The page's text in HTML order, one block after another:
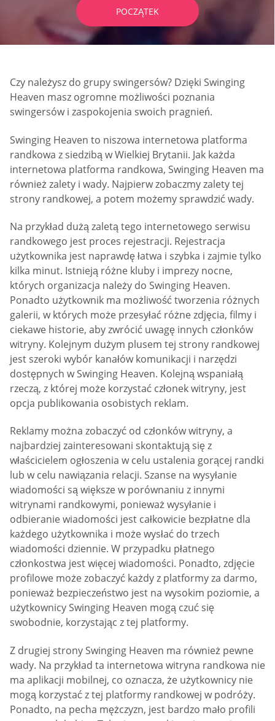
POCZĄTEK
Czy należysz do grupy swingersów? Dzięki Swinging
Heaven masz ogromne możliwości poznania
swingersów i zaspokojenia swoich pragnień.
Swinging Heaven to niszowa internetowa platforma
randkowa z siedzibą w Wielkiej Brytanii. Jak każda
internetowa platforma randkowa, Swinging Heaven ma
również zalety i wady. Najpierw zobaczmy zalety tej
strony randkowej, a potem możemy sprawdzić wady.
Na przykład dużą zaletą tego internetowego serwisu
randkowego jest proces rejestracji. Rejestracja
użytkownika jest naprawdę łatwa i szybka i zajmie tylko
kilka minut. Istnieją różne kluby i imprezy nocne,
których organizacja należy do Swinging Heaven.
Ponadto użytkownik ma możliwość tworzenia różnych
galerii, w których może przesyłać różne zdjęcia, filmy i
ciekawe historie, aby zwrócić uwagę innych członków
witryny. Kolejnym dużym plusem tej strony randkowej
jest szeroki wybór kanałów komunikacji i narzędzi
dostępnych w Swinging Heaven. Kolejną wspaniałą
rzeczą, z której może korzystać członek witryny, jest
opcja publikowania osobistych reklam.
Reklamy można zobaczyć od członków witryny, a
najbardziej zainteresowani skontaktują się z
właścicielem ogłoszenia w celu ustalenia gorącej randki
lub w celu nawiązania relacji. Szanse na wysyłanie
wiadomości są większe w porównaniu z innymi
witrynami randkowymi, ponieważ wysyłanie i
odbieranie wiadomości jest całkowicie bezpłatne dla
każdego użytkownika i może wysłać do trzech
wiadomości dziennie. W przypadku płatnego
członkostwa jest więcej wiadomości. Ponadto, zdjęcie
profilowe może zobaczyć każdy z platformy za darmo,
ponieważ bezpieczeństwo jest na wysokim poziomie, a
użytkownicy Swinging Heaven mogą czuć się
swobodnie, korzystając z tej platformy.
Z drugiej strony Swinging Heaven ma również pewne
wady. Na przykład ta internetowa witryna randkowa nie
ma aplikacji mobilnej, co oznacza, że użytkownicy nie
mogą korzystać z tej platformy randkowej w podróży.
Ponadto, na pecha mężczyzn, jest bardzo mało profili